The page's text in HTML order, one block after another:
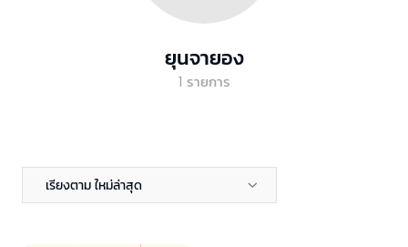
ยุนจายอง
1 รายการ
เรียงตาม ใหม่ล่าสุด